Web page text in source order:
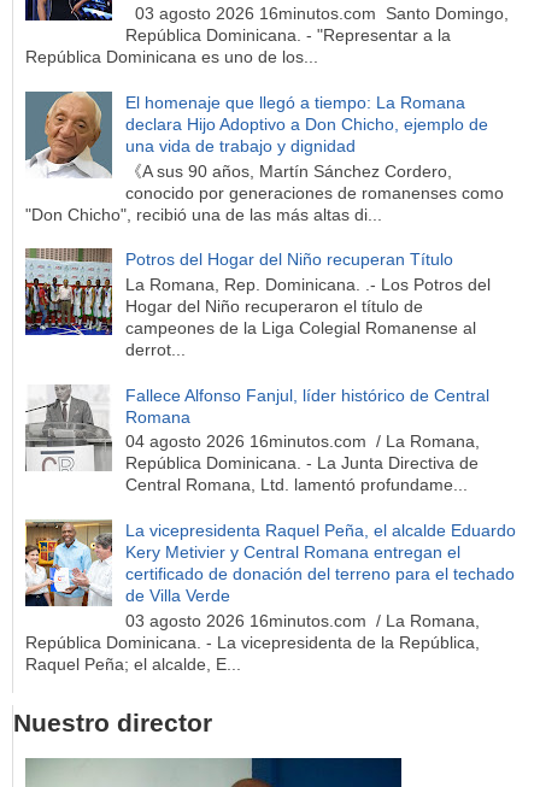
03 agosto 2026 16minutos.com Santo Domingo,
República Dominicana. - "Representar a la
República Dominicana es uno de los...
El homenaje que llegó a tiempo: La Romana
declara Hijo Adoptivo a Don Chicho, ejemplo de
una vida de trabajo y dignidad
《A sus 90 años, Martín Sánchez Cordero,
conocido por generaciones de romanenses como
"Don Chicho", recibió una de las más altas di...
Potros del Hogar del Niño recuperan Título
La Romana, Rep. Dominicana. .- Los Potros del
Hogar del Niño recuperaron el título de
campeones de la Liga Colegial Romanense al
derrot...
Fallece Alfonso Fanjul, líder histórico de Central
Romana
04 agosto 2026 16minutos.com / La Romana,
República Dominicana. - La Junta Directiva de
Central Romana, Ltd. lamentó profundame...
La vicepresidenta Raquel Peña, el alcalde Eduardo
Kery Metivier y Central Romana entregan el
certificado de donación del terreno para el techado
de Villa Verde
03 agosto 2026 16minutos.com / La Romana,
República Dominicana. - La vicepresidenta de la República,
Raquel Peña; el alcalde, E...
Nuestro director